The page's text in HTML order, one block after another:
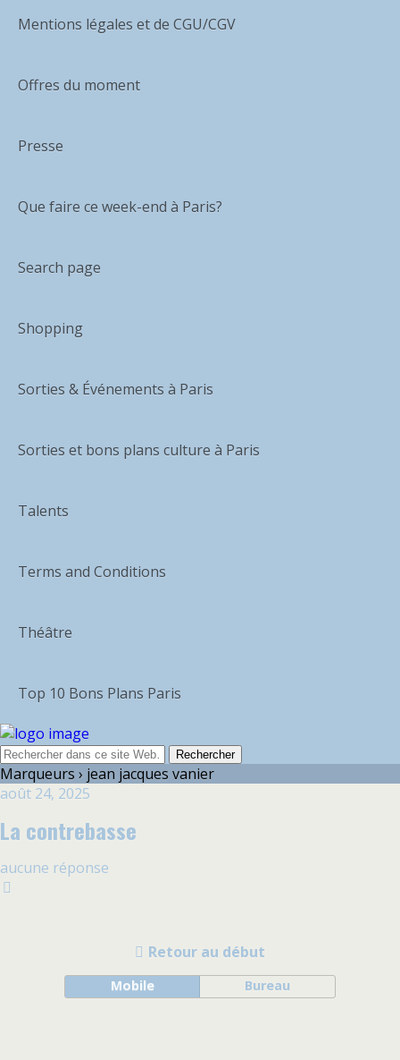
Mentions légales et de CGU/CGV
Offres du moment
Presse
Que faire ce week-end à Paris?
Search page
Shopping
Sorties & Événements à Paris
Sorties et bons plans culture à Paris
Talents
Terms and Conditions
Théâtre
Top 10 Bons Plans Paris
Marqueurs › jean jacques vanier
août 24, 2025
La contrebasse
aucune réponse
Retour au début
Mobile Bureau